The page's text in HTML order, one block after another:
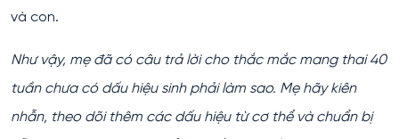
và con.
Như vậy, mẹ đã có câu trả lời cho thắc mắc mang thai 40
tuần chưa có dấu hiệu sinh phải làm sao. Mẹ hãy kiên
nhẫn, theo dõi thêm các dấu hiệu từ cơ thể và chuẩn bị